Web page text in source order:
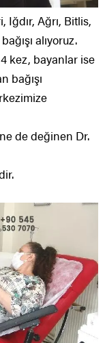
Iğdır, Ağrı, Bitlis,
alıyoruz.
kez, bayanlar ise
bağışı
de değinen Dr.